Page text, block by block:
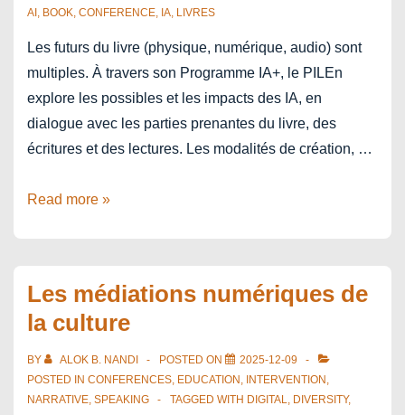
AI , BOOK, CONFERENCE, IA, LIVRES
Les futurs du livre (physique, numérique, audio) sont
multiples. À travers son Programme IA+, le PILEn
explore les possibles et les impacts des IA, en
dialogue avec les parties prenantes du livre, des
écritures et des lectures. Les modalités de création, …
La
PILEn
Read more »
Les médiations numériques de
la culture
BY ALOK B. NANDI POSTED ON
2025-12-09
POSTED IN CONFERENCES, EDUCATION , INTERVENTION ,
NARRATIVE, SPEAKING TAGGED WITH DIGITAL, DIVERSITY,